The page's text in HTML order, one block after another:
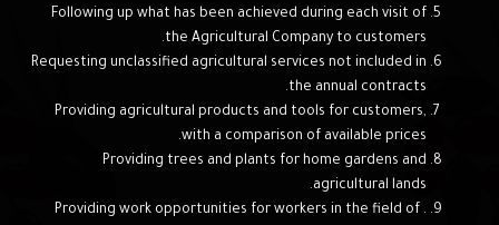
Following up what has been achieved during each visit of
the Agricultural Company to customers.
Requesting unclassified agricultural services not included in
the annual contracts.
Providing agricultural products and tools for customers,
with a comparison of available prices.
Providing trees and plants for home gardens and
agricultural lands.
. Providing work opportunities for workers in the field of